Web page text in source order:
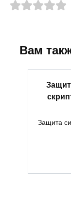
Вам
Защита